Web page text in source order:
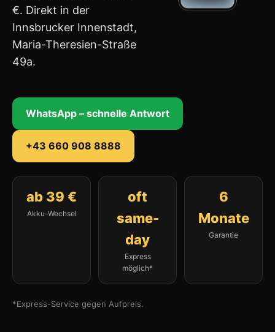
€. Direkt in der
Innsbrucker Innenstadt,
Maria-Theresien-Straße
49a.
WhatsApp – schnelle Antwort
+43 660 908 8888
ab 39 €
Akku-Wechsel
oft
same-
day
Express
möglich*
6
Monate
Garantie
*Express-Service gegen Aufpreis.